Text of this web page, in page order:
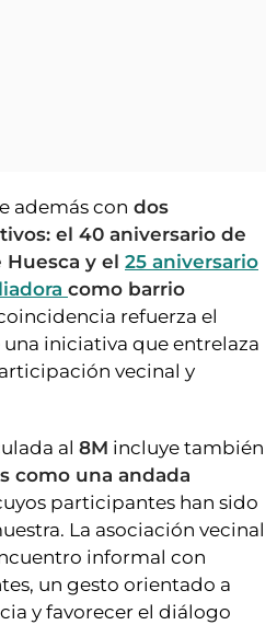
además con dos
el 40 aniversario de
Huesca y el 25 aniversario
como barrio
refuerza el
iniciativa que entrelaza
vecinal y
al 8M incluye también
como una andada
participantes han sido
La asociación vecinal
informal con
un gesto orientado a
y favorecer el diálogo